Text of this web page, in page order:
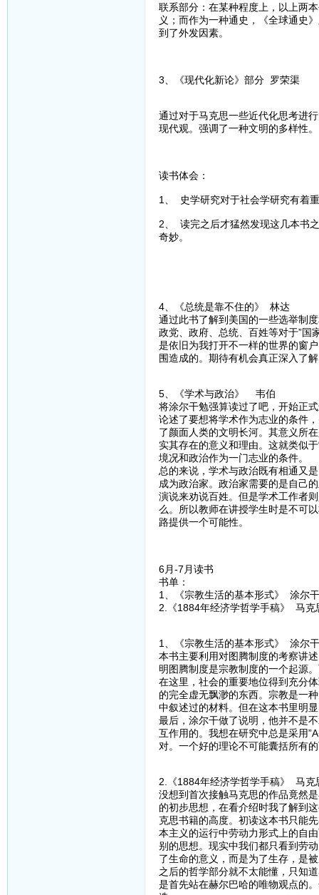
联系部分：在某种程度上，以上两
义；而作为一种通史，《全球通史
到了外发因素。
3、《现代化新论》部分 罗荣渠
通过对于马克思一些近代化思考进
现代观。强调了一种文明的多样性。
读书体会：
1、 史学研究对于社会学研究有着
2、 读完之后才猛然发现这几本书
奇妙。
4、《总统是靠不住的》 林达
通过此书了解到美国的一些选举制
政党、政府、总统、百姓等对于”国
是依旧为我打开不一样的世界的窗
围造成的。期待有机会真正深入了
5、《学术与政治》 韦伯
将涂尔干勉强算读过了吧，开始正
论述了要想将学术作为志业的条件
了颜面人类的文明长河。其意义所
实其存在的意义和理由。这就类似
境况和政治作为一门志业的条件。
总的来说，学术与政治既有相通又
成为政治家。政治家需要的是自己
演说来劝说百姓。但是学术工作者
么。所以教师在讲授学生时是不可
路提供一个可能性。
6月-7月读书
书单：
1、《宗教生活的基本形式》 涂尔干
2.《1884年经济学哲学手稿》 马克
1、《宗教生活的基本形式》 涂尔干
本书主要利用对图腾制度的考察讲
明图腾制度是宗教制度的一个起源
在这里，社会的重要地位得到充分
的完全虚无飘渺的东西。宗教是一
中叙述过的材料。但在这本书里明
最后，涂尔干做了说明，他并不是
互作用的。我想在研究中总是采用
对。一个好的理论不可能囊括所有
2.《1884年经济学哲学手稿》 马克
没想到首次接触马克思的作品竟然
的初步思想，在看介绍时我了解到
克思书籍的高度。初读这本书只能
本主义的运行中劳动力形式上的自
别的思想。现实中我们都只看到劳
了生命的意义，而是为了生存，是
之后的哲学部分就不太能懂，只知
是首先站在赫尔巴哈的唯物观点的